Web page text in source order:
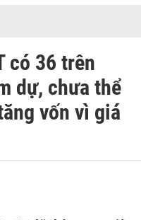
có 36 trên
dự, chưa thể
vốn vì giá